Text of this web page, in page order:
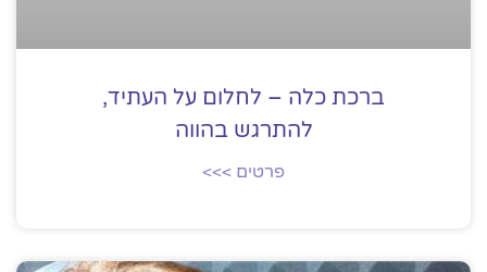
ברכת כלה – לחלום על העתיד,
להתרגש בהווה
פרטים >>>